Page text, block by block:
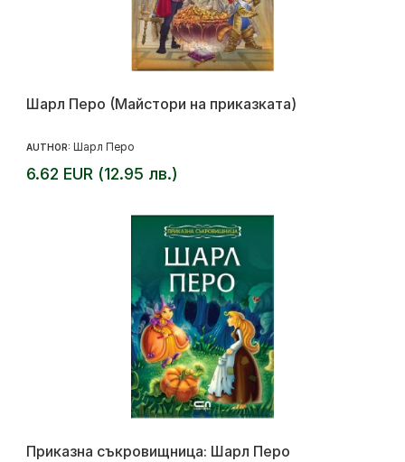
Шарл Перо (Майстори на приказката)
AUTHOR: Шарл Перо
6.62 EUR (12.95 лв.)
Приказна съкровищница: Шарл Перо